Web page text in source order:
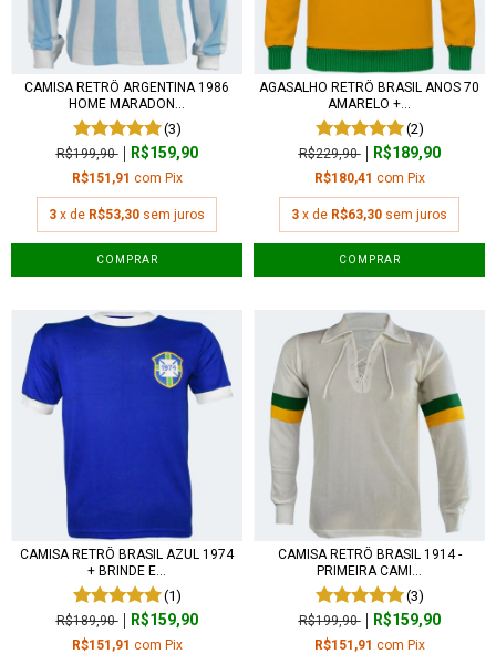
CAMISA RETRÔ ARGENTINA 1986
HOME MARADON...
(3)
R$199,90 R$159,90
R$151,91 com Pix
3 x de R$53,30 sem juros
COMPRAR
AGASALHO RETRÔ BRASIL ANOS 70
AMARELO +...
(2)
R$229,90 R$189,90
R$180,41 com Pix
3 x de R$63,30 sem juros
COMPRAR
CAMISA RETRÔ BRASIL AZUL 1974
+ BRINDE E...
(1)
R$189,90 R$159,90
R$151,91 com Pix
CAMISA RETRÔ BRASIL 1914 -
PRIMEIRA CAMI...
(3)
R$199,90 R$159,90
R$151,91 com Pix